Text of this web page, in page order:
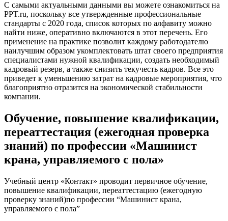
С самыми актуальными данными вы можете ознакомиться на
PPT.ru, поскольку все утвержденные профессиональные
стандарты с 2020 года, список которых по алфавиту можно
найти ниже, оперативно включаются в этот перечень. Его
применение на практике позволит каждому работодателю
наилучшим образом укомплектовать штат своего предприятия
специалистами нужной квалификации, создать необходимый
кадровый резерв, а также снизить текучесть кадров. Все это
приведет к уменьшению затрат на кадровые мероприятия, что
благоприятно отразится на экономической стабильности
компании.
Обучение, повышение квалификации,
переаттестация (ежегодная проверка
знаний) по профессии «Машинист
крана, управляемого с пола»
Учебный центр «Контакт» проводит первичное обучение,
повышение квалификации, переаттестацию (ежегодную
проверку знаний)по профессии “Машинист крана,
управляемого с пола”